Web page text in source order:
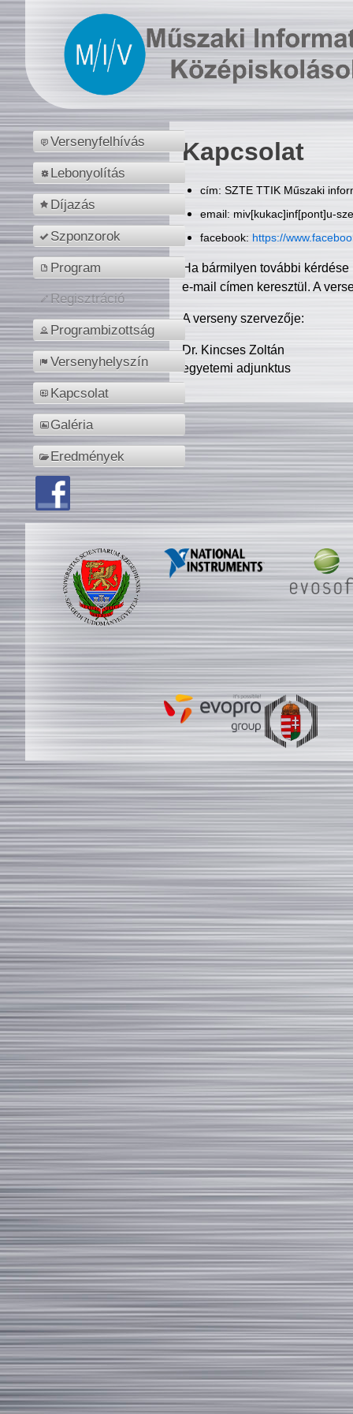
Versenyfelhívás
Lebonyolítás
Díjazás
Szponzorok
Program
Regisztráció
Programbizottság
Versenyhelyszín
Kapcsolat
Galéria
Eredmények
Kapcsolat
cím: SZTE TTIK Műszaki
email: miv[kukac]inf[pont]u-
facebook: https://
Ha bármilyen további
e-mail címen keresztül. A
A verseny szervezője:
Dr. Kincses Zoltán
egyetemi adjunktus